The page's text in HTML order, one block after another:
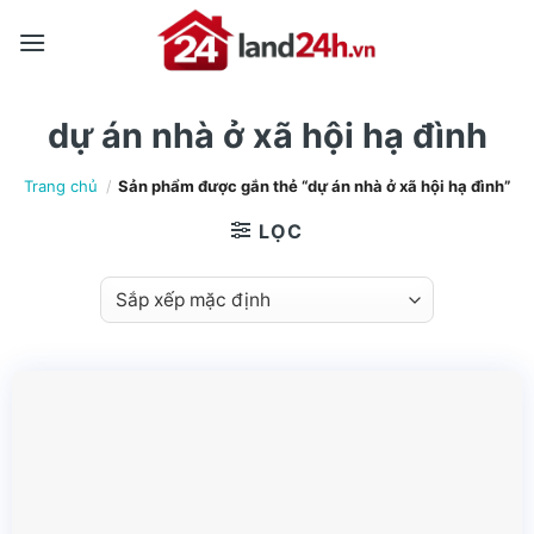
dự án nhà ở xã hội hạ đình
Trang chủ / Sản phẩm được gắn thẻ “dự án nhà ở xã hội hạ đình”
LỌC